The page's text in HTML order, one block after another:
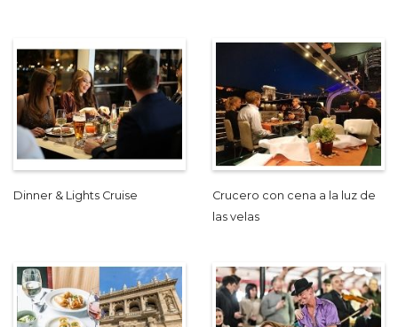
Dinner & Lights Cruise
Crucero con cena a la luz de
las velas